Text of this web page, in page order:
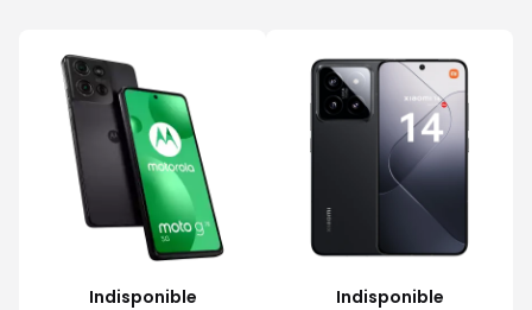
Indisponible
Indisponible